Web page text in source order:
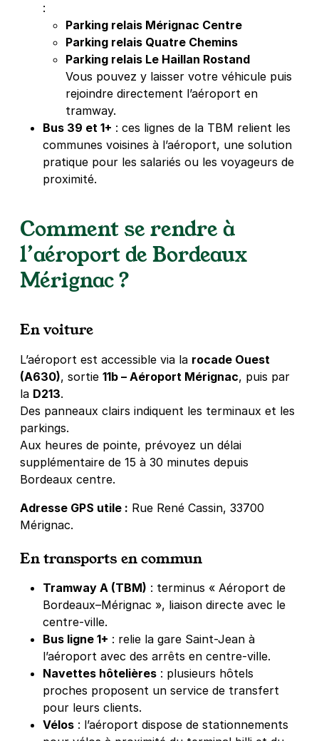
:
Parking relais Mérignac Centre
Parking relais Quatre Chemins
Parking relais Le Haillan Rostand
Vous pouvez y laisser votre véhicule puis
rejoindre directement l’aéroport en
tramway.
Bus 39 et 1+ : ces lignes de la TBM relient les
communes voisines à l’aéroport, une solution
pratique pour les salariés ou les voyageurs de
proximité.
Comment se rendre à
l’aéroport de Bordeaux
Mérignac ?
En voiture
L’aéroport est accessible via la rocade Ouest
(A630), sortie 11b – Aéroport Mérignac, puis par
la D213.
Des panneaux clairs indiquent les terminaux et les
parkings.
Aux heures de pointe, prévoyez un délai
supplémentaire de 15 à 30 minutes depuis
Bordeaux centre.
Adresse GPS utile : Rue René Cassin, 33700
Mérignac.
En transports en commun
Tramway A (TBM) : terminus « Aéroport de
Bordeaux–Mérignac », liaison directe avec le
centre-ville.
Bus ligne 1+ : relie la gare Saint-Jean à
l’aéroport avec des arrêts en centre-ville.
Navettes hôtelières : plusieurs hôtels
proches proposent un service de transfert
pour leurs clients.
Vélos : l’aéroport dispose de stationnements